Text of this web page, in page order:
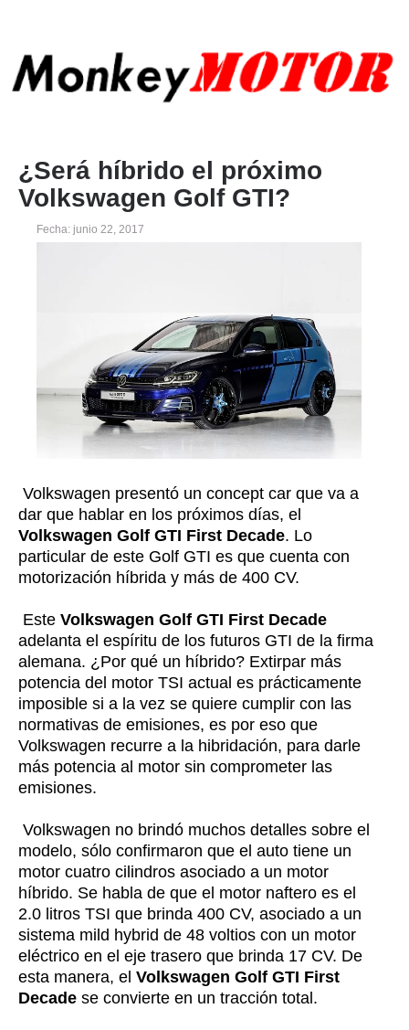
¿Será híbrido el próximo
Volkswagen Golf GTI?
Fecha: junio 22, 2017
Volkswagen presentó un concept car que va a
dar que hablar en los próximos días, el
Volkswagen Golf GTI First Decade. Lo
particular de este Golf GTI es que cuenta con
motorización híbrida y más de 400 CV.
Este Volkswagen Golf GTI First Decade
adelanta el espíritu de los futuros GTI de la firma
alemana. ¿Por qué un híbrido? Extirpar más
potencia del motor TSI actual es prácticamente
imposible si a la vez se quiere cumplir con las
normativas de emisiones, es por eso que
Volkswagen recurre a la hibridación, para darle
más potencia al motor sin comprometer las
emisiones.
Volkswagen no brindó muchos detalles sobre el
modelo, sólo confirmaron que el auto tiene un
motor cuatro cilindros asociado a un motor
híbrido. Se habla de que el motor naftero es el
2.0 litros TSI que brinda 400 CV, asociado a un
sistema mild hybrid de 48 voltios con un motor
eléctrico en el eje trasero que brinda 17 CV. De
esta manera, el Volkswagen Golf GTI First
Decade se convierte en un tracción total.